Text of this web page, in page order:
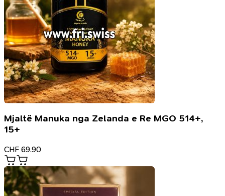
Mjaltë Manuka nga Zelanda e Re MGO 514+,
15+
CHF 69.90